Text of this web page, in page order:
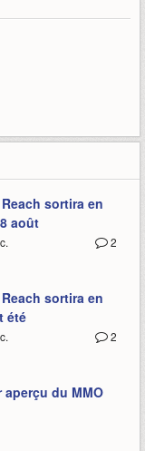
sortira en
août
2
sortira en
été
2
aperçu du MMO